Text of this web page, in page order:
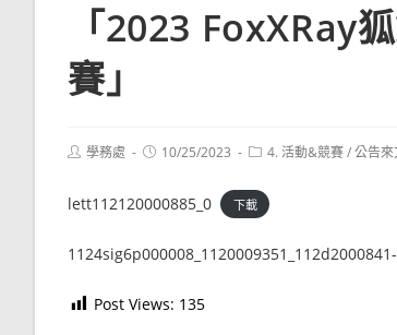
「2023 FoxXRay
賽」
Post學務處
Post10/25/2023
Post4. 活動&競賽/公告來
lett112120000885_0 下載
Post Views: 135